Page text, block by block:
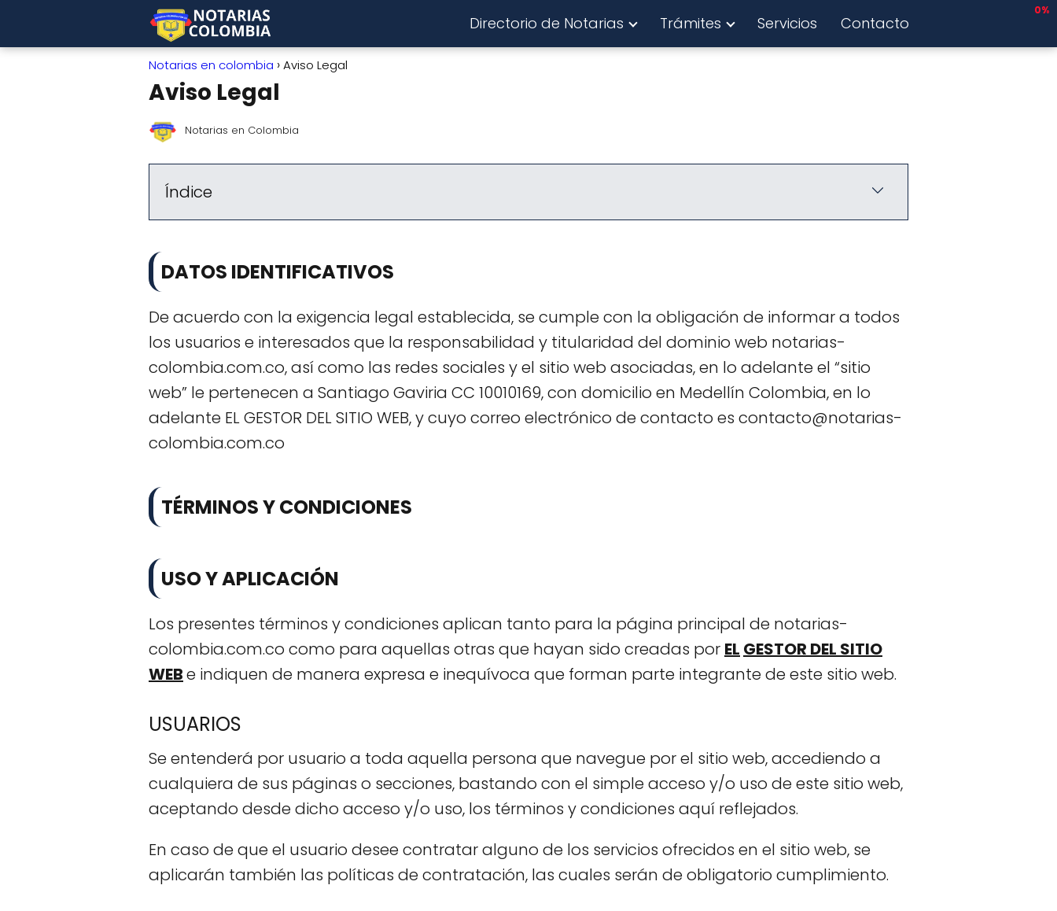
0%
Directorio de Notarias Trámites Servicios Contacto
Notarias en colombia Aviso Legal
Aviso Legal
Notarias en Colombia
Índice
DATOS IDENTIFICATIVOS
De acuerdo con la exigencia legal establecida, se cumple con la obligación de informar a todos
los usuarios e interesados que la responsabilidad y titularidad del dominio web notarias-
colombia.com.co, así como las redes sociales y el sitio web asociadas, en lo adelante el “sitio
web” le pertenecen a Santiago Gaviria CC 10010169, con domicilio en Medellín Colombia, en lo
adelante EL GESTOR DEL SITIO WEB, y cuyo correo electrónico de contacto es contacto@notarias-
colombia.com.co
TÉRMINOS Y CONDICIONES
USO Y APLICACIÓN
Los presentes términos y condiciones aplican tanto para la página principal de notarias-
colombia.com.co como para aquellas otras que hayan sido creadas por EL GESTOR DEL SITIO
WEBe indiquen de manera expresa e inequívoca que forman parte integrante de este sitio web.
USUARIOS
Se entenderá por usuario a toda aquella persona que navegue por el sitio web, accediendo a
cualquiera de sus páginas o secciones, bastando con el simple acceso y/o uso de este sitio web,
aceptando desde dicho acceso y/o uso, los términos y condiciones aquí reflejados.
En caso de que el usuario desee contratar alguno de los servicios ofrecidos en el sitio web, se
aplicarán también las políticas de contratación, las cuales serán de obligatorio cumplimiento.